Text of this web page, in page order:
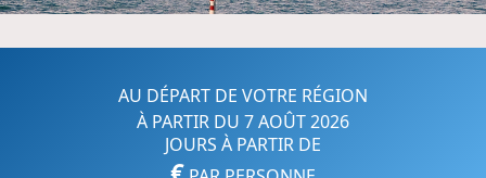
AU DÉPART DE VOTRE RÉGION
À PARTIR DU 7 AOÛT 2026
JOURS À PARTIR DE